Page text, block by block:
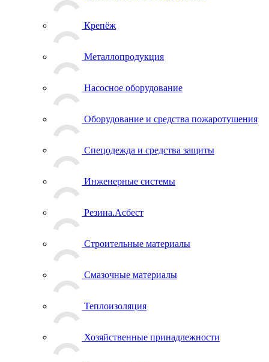
Крепёж
Металлопродукция
Насосное оборудование
Оборудование и средства пожаротушения
Спецодежда и средства защиты
Инженерные системы
Резина.Асбест
Строительные материалы
Смазочные материалы
Теплоизоляция
Хозяйственные принадлежности